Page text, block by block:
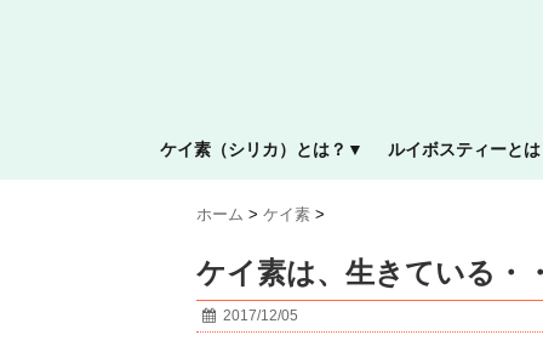
ケイ素（シリカ）とは？▼ ルイボスティーと
ホーム > ケイ素 >
ケイ素は、生きている・
2017/12/05